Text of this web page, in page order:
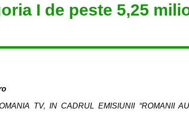
I de peste 5,25
TV, IN CADRUL EMISIUNII “ROMANII AU